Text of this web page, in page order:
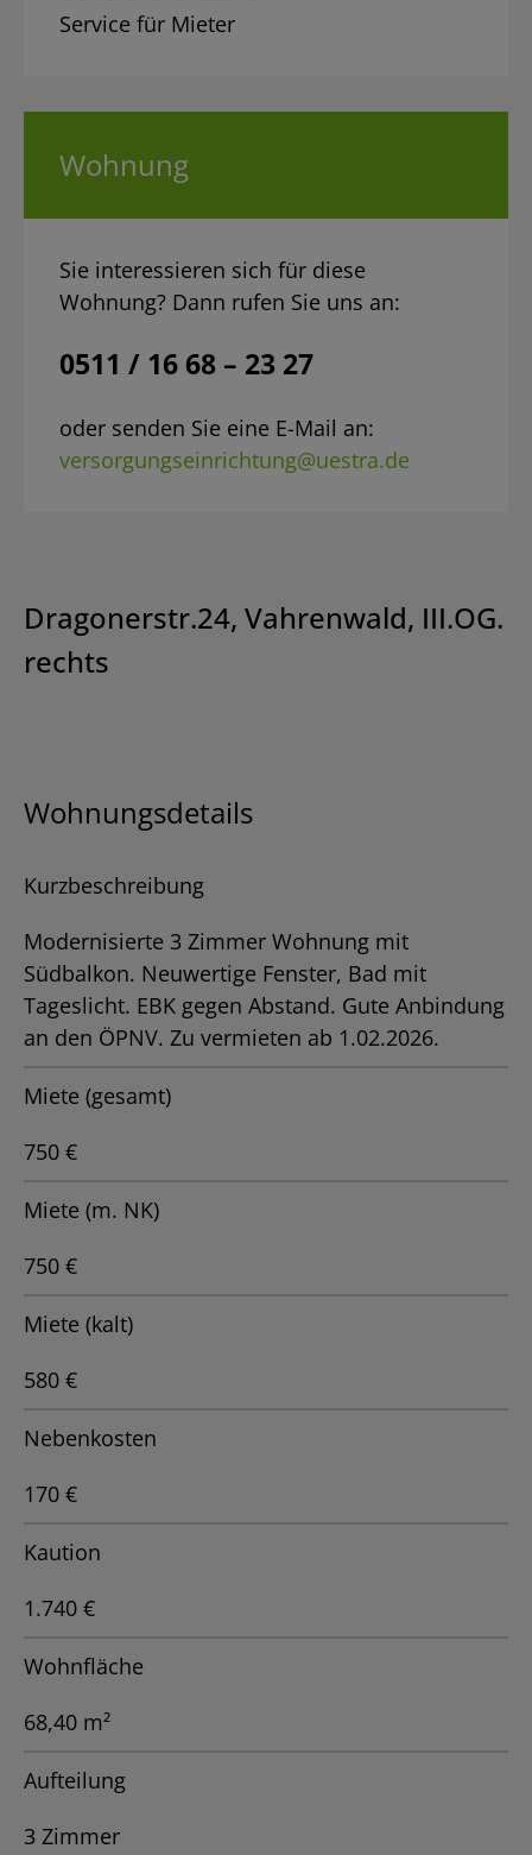
Dragonerstr.24, Vahrenwald, III.OG.
rechts
Wohnungsdetails
Kurzbeschreibung
Modernisierte 3 Zimmer Wohnung mit
Südbalkon. Neuwertige Fenster, Bad mit
Tageslicht. EBK gegen Abstand. Gute Anbindung
an den ÖPNV. Zu vermieten ab 1.02.2026.
Miete (gesamt)
750 €
Miete (m. NK)
750 €
Miete (kalt)
580 €
Nebenkosten
170 €
Kaution
1.740 €
Wohnfläche
68,40 m²
Aufteilung
3 Zimmer
Service für Mieter
Wohnung
Sie interessieren sich für diese
Wohnung? Dann rufen Sie uns an:
0511 / 16 68 – 23 27
oder senden Sie eine E-Mail an:
versorgungseinrichtung@uestra.de